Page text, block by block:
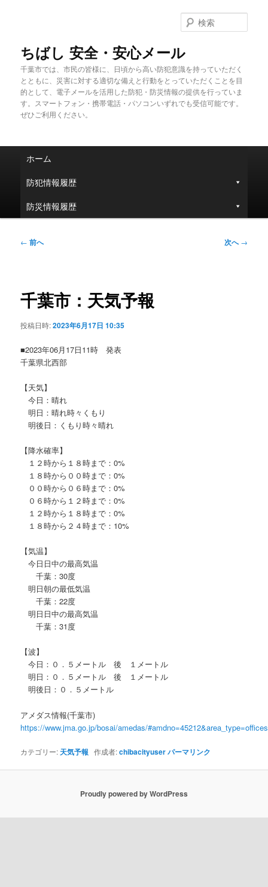
ちばし 安全・安心メール
千葉市では、市民の皆様に、日頃から高い防犯意識を持っていただく
とともに、災害に対する適切な備えと行動をとっていただくことを目
的として、電子メールを活用した防犯・防災情報の提供を行っていま
す。スマートフォン・携帯電話・パソコンいずれでも受信可能です。
ぜひご利用ください。
索
ュ
ホーム
防犯情報履歴
防災情報履歴
投
ゲ
ー
ョ
← 前へ 次へ→
千葉市：天気予報
投稿日時:2023年6月17日 10:35
■2023年06月17日11時 発表
千葉県北西部
【天気】
今日：晴れ
明日：晴れ時々くもり
明後日：くもり時々晴れ
【降水確率】
１２時から１８時まで：0%
１８時から００時まで：0%
００時から０６時まで：0%
０６時から１２時まで：0%
１２時から１８時まで：0%
１８時から２４時まで：10%
【気温】
今日日中の最高気温
千葉：30度
明日朝の最低気温
千葉：22度
明日日中の最高気温
千葉：31度
【波】
今日：０．５メートル 後 １メートル
明日：０．５メートル 後 １メートル
明後日：０．５メートル
アメダス情報(千葉市)
https://www.jma.go.jp/bosai/amedas/
カテゴリー: 天気予報 作成者:chibacityuserパーマリンク
Proudly powered by WordPress